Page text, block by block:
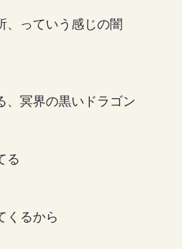
、っていう感じの闇
、冥界の黒いドラゴン
る
くるから